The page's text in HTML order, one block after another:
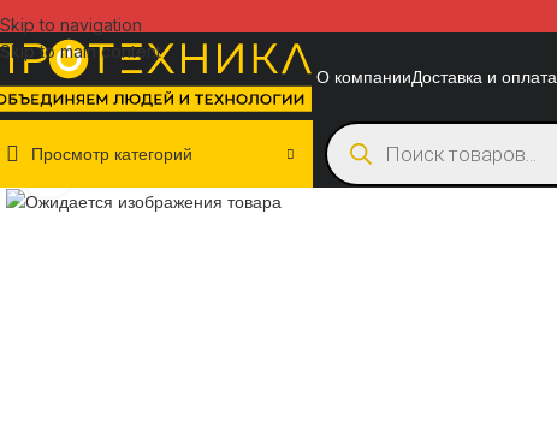
Skip to navigation
Skip to main content
О компанииДоставка и оплата
Просмотр категорий
Нажмите, чтобы увеличить